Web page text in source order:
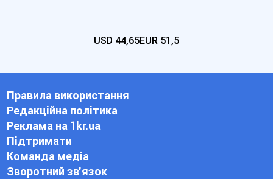
USD 44,65EUR 51,5
Правила використання
Редакційна політика
Реклама на 1kr.ua
Підтримати
Команда медіа
Зворотний зв'язок